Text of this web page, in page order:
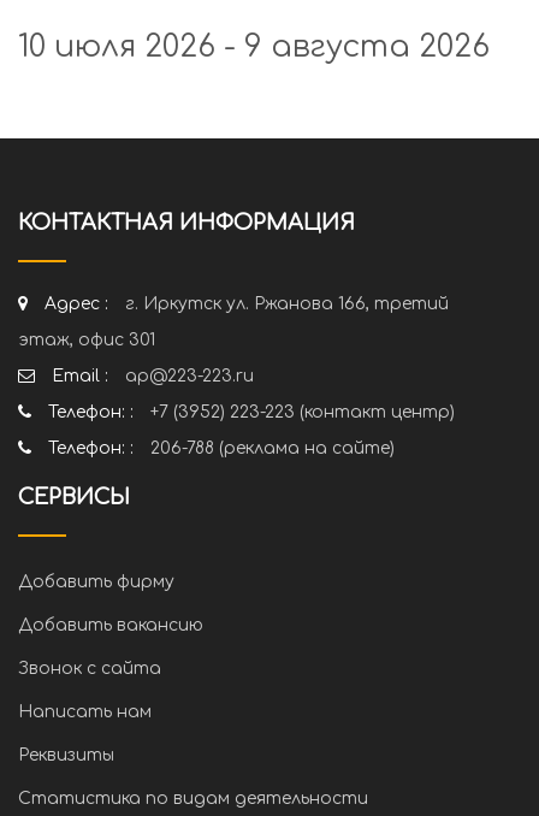
10 июля 2026 - 9 августа 2026
КОНТАКТНАЯ ИНФОРМАЦИЯ
Адрес :
г. Иркутск ул. Ржанова 166, третий
этаж, офис 301
Email :
ap@223-223.ru
Телефон: :
+7 (3952) 223-223 (контакт центр)
Телефон: :
206-788 (реклама на сайте)
СЕРВИСЫ
Добавить фирму
Добавить вакансию
Звонок с сайта
Написать нам
Реквизиты
Статистика по видам деятельности